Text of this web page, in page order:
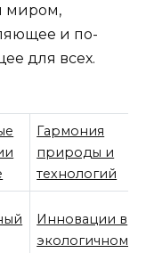
миром,
и по-
для всех.
Гармония
природы и
технологий
Инновации в
экологичном